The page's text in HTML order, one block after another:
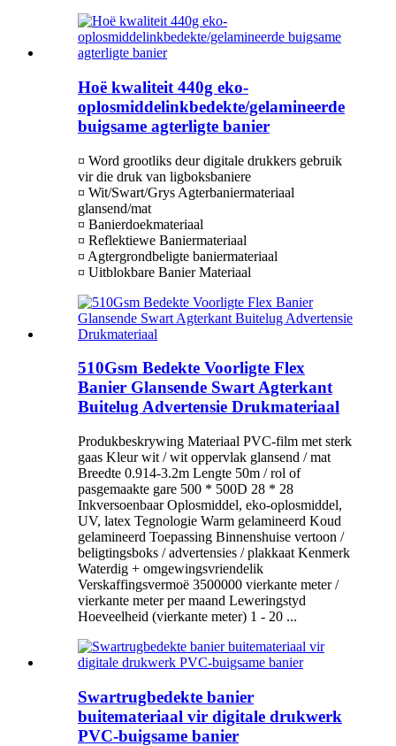
Hoë kwaliteit 440g eko-
oplosmiddelinkbedekte/gelamineerde
buigsame agterligte banier
¤ Word grootliks deur digitale drukkers gebruik
vir die druk van ligboksbaniere
¤ Wit/Swart/Grys Agterbaniermateriaal
glansend/mat
¤ Banierdoekmateriaal
¤ Reflektiewe Baniermateriaal
¤ Agtergrondbeligte baniermateriaal
¤ Uitblokbare Banier Materiaal
510Gsm Bedekte Voorligte Flex
Banier Glansende Swart Agterkant
Buitelug Advertensie Drukmateriaal
Produkbeskrywing Materiaal PVC-film met sterk
gaas Kleur wit / wit oppervlak glansend / mat
Breedte 0.914-3.2m Lengte 50m / rol of
pasgemaakte gare 500 * 500D 28 * 28
Inkversoenbaar Oplosmiddel, eko-oplosmiddel,
UV, latex Tegnologie Warm gelamineerd Koud
gelamineerd Toepassing Binnenshuise vertoon /
beligtingsboks / advertensies / plakkaat Kenmerk
Waterdig + omgewingsvriendelik
Verskaffingsvermoë 3500000 vierkante meter /
vierkante meter per maand Leweringstyd
Hoeveelheid (vierkante meter) 1 - 20 ...
Swartrugbedekte banier
buitemateriaal vir digitale drukwerk
PVC-buigsame banier